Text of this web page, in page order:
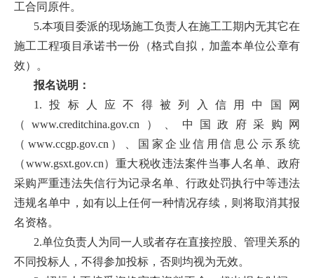
信
息
工合同原件。
5.本项目委派的现场施工负责人在施工工期内无其它在
施工工程项目承诺书一份（格式自拟，加盖本单位公章有
效）。
报名说明：
1.投标人应不得被列入信用中国网
（www.creditchina.gov.cn）、中国政府采购网
（www.ccgp.gov.cn）、国家企业信用信息公示系统
（www.gsxt.gov.cn）重大税收违法案件当事人名单、政府
采购严重违法失信行为记录名单、行政处罚执行中等违法
违规名单中，如有以上任何一种情况存续，则将取消其报
名资格。
2.单位负责人为同一人或者存在直接控股、管理关系的
不同投标人，不得参加投标，否则均视为无效。